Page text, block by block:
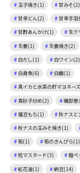
玉子焼き(1)
甘みそ(2)
甘辛どん(2)
甘辛手羽
甘酢あんかけ(1)
生ク
生姜(1)
生姜焼き(2)
白だし(1)
白ワイン(2)
白身魚(6)
白飯(1)
真イカと水菜の肝マヨネ
真砂子炒め(2)
磯部巻
福豆もち(1)
秋ナスと
秋ナスの玉みそ焼き(1)
筍(1)
筍のきんぴら(1)
粒マスタード(3)
粗ペ
紅花油(1)
納豆(14)